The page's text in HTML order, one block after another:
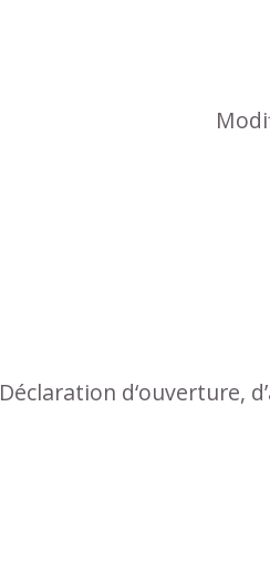
Déclaration d‘ouverture,